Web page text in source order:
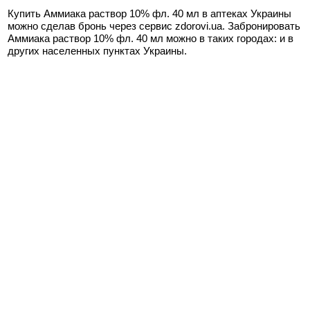
Купить Аммиака раствор 10% фл. 40 мл в аптеках Украины
можно сделав бронь через сервис zdorovi.ua. Забронировать
Аммиака раствор 10% фл. 40 мл можно в таких городах: и в
других населенных пунктах Украины.